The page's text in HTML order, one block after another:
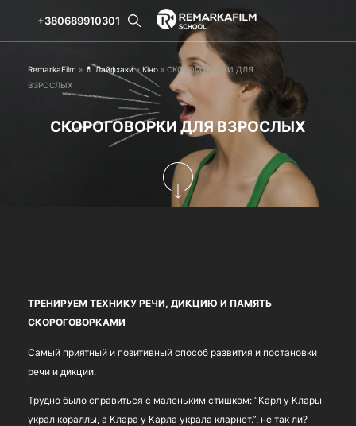
+380689910301
RemarkaFilm » 💊 Лайфхаки» Кіно » СКОРОГОВОРКИ ДЛЯ
ВЗРОСЛЫХ
СКОРОГОВОРКИ ДЛЯ ВЗРОСЛЫХ
ТРЕНИРУЕМ ТЕХНИКУ РЕЧИ, ДИКЦИЮ И ПАМЯТЬ
СКОРОГОВОРКАМИ
Самый приятный и позитивный способ развития и постановки
речи и дикции.
Трудно было справиться с маленьким стишком: “Карл у Клары
украл кораллы, а Клара у Карла украла кларнет.”, не так ли?